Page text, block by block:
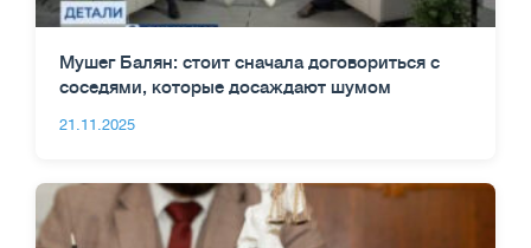
Мушег Балян: стоит сначала договориться с
соседями, которые досаждают шумом
21.11.2025